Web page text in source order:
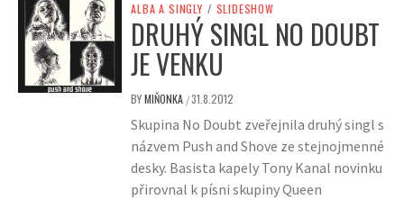
ALBA A SINGLY / SLIDESHOW
DRUHÝ SINGL NO DOUBT
JE VENKU
BYMIŇONKA /31.8.2012
Skupina No Doubt zveřejnila druhý singl s
názvem Push and Shove ze stejnojmenné
desky. Basista kapely Tony Kanal novinku
přirovnal k písni skupiny Queen